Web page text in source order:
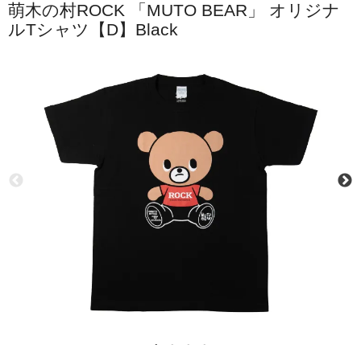
萌木の村ROCK 「MUTO BEAR」 オリジナ
ルTシャツ【D】Black